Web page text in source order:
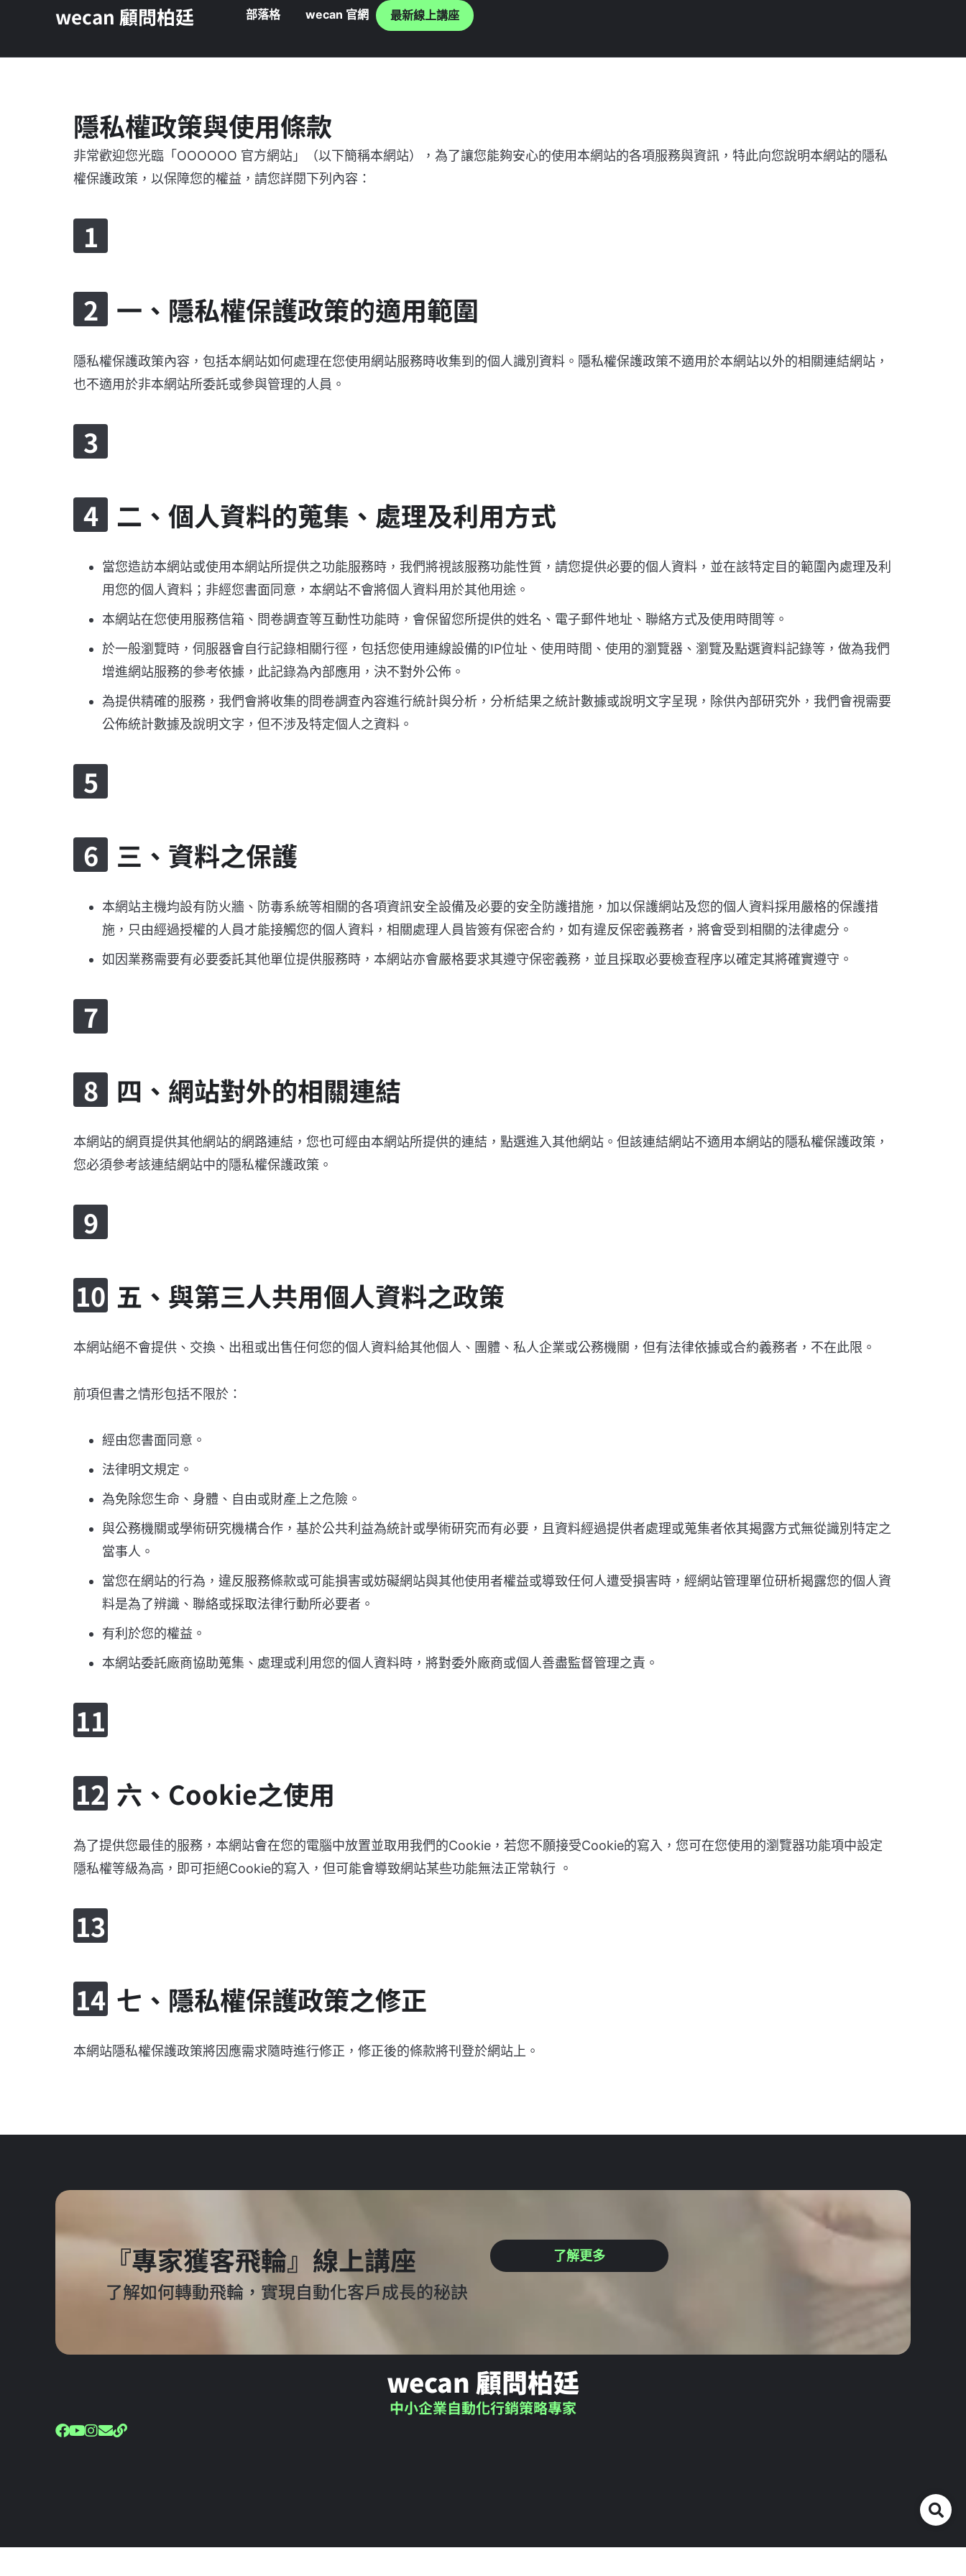
wecan 顧問柏廷 部落格 wecan 官網 最新線上講座
隱私權政策與使用條款
非常歡迎您光臨「OOOOOO 官方網站」（以下簡稱本網站），為了讓您能夠安心的使用本網站的各項服務與資訊，特此向您說明本網站的隱私
權保護政策，以保障您的權益，請您詳閱下列內容：
一、隱私權保護政策的適用範圍
隱私權保護政策內容，包括本網站如何處理在您使用網站服務時收集到的個人識別資料。隱私權保護政策不適用於本網站以外的相關連結網站，
也不適用於非本網站所委託或參與管理的人員。
二、個人資料的蒐集、處理及利用方式
當您造訪本網站或使用本網站所提供之功能服務時，我們將視該服務功能性質，請您提供必要的個人資料，並在該特定目的範圍內處理及利
用您的個人資料；非經您書面同意，本網站不會將個人資料用於其他用途。
本網站在您使用服務信箱、問卷調查等互動性功能時，會保留您所提供的姓名、電子郵件地址、聯絡方式及使用時間等。
於一般瀏覽時，伺服器會自行記錄相關行徑，包括您使用連線設備的IP位址、使用時間、使用的瀏覽器、瀏覽及點選資料記錄等，做為我們
增進網站服務的參考依據，此記錄為內部應用，決不對外公佈。
為提供精確的服務，我們會將收集的問卷調查內容進行統計與分析，分析結果之統計數據或說明文字呈現，除供內部研究外，我們會視需要
公佈統計數據及說明文字，但不涉及特定個人之資料。
三、資料之保護
本網站主機均設有防火牆、防毒系統等相關的各項資訊安全設備及必要的安全防護措施，加以保護網站及您的個人資料採用嚴格的保護措
施，只由經過授權的人員才能接觸您的個人資料，相關處理人員皆簽有保密合約，如有違反保密義務者，將會受到相關的法律處分。
如因業務需要有必要委託其他單位提供服務時，本網站亦會嚴格要求其遵守保密義務，並且採取必要檢查程序以確定其將確實遵守。
四、網站對外的相關連結
本網站的網頁提供其他網站的網路連結，您也可經由本網站所提供的連結，點選進入其他網站。但該連結網站不適用本網站的隱私權保護政策，
您必須參考該連結網站中的隱私權保護政策。
五、與第三人共用個人資料之政策
本網站絕不會提供、交換、出租或出售任何您的個人資料給其他個人、團體、私人企業或公務機關，但有法律依據或合約義務者，不在此限。
前項但書之情形包括不限於：
經由您書面同意。
法律明文規定。
為免除您生命、身體、自由或財產上之危險。
與公務機關或學術研究機構合作，基於公共利益為統計或學術研究而有必要，且資料經過提供者處理或蒐集者依其揭露方式無從識別特定之
當事人。
當您在網站的行為，違反服務條款或可能損害或妨礙網站與其他使用者權益或導致任何人遭受損害時，經網站管理單位研析揭露您的個人資
料是為了辨識、聯絡或採取法律行動所必要者。
有利於您的權益。
本網站委託廠商協助蒐集、處理或利用您的個人資料時，將對委外廠商或個人善盡監督管理之責。
六、Cookie之使用
為了提供您最佳的服務，本網站會在您的電腦中放置並取用我們的Cookie，若您不願接受Cookie的寫入，您可在您使用的瀏覽器功能項中設定
隱私權等級為高，即可拒絕Cookie的寫入，但可能會導致網站某些功能無法正常執行 。
七、隱私權保護政策之修正
本網站隱私權保護政策將因應需求隨時進行修正，修正後的條款將刊登於網站上。
『專家獲客飛輪』線上講座
了解如何轉動飛輪，實現自動化客戶成長的秘訣
了解更多
wecan 顧問柏廷
中小企業自動化行銷策略專家